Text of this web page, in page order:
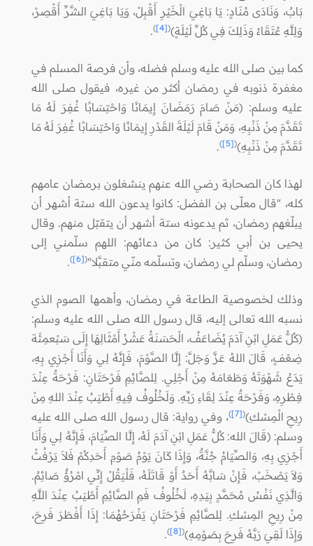
بَابٌ، وَنَادَى مُنَادٍ: يَا بَاغِيَ الْخَيْرِ أَقْبِلْ، وَيَا بَاغِيَ الشَّرِّ أَقْصِرْ،
وَلِلَّهِ عُتَقَاءُ وَذَلِكَ فِي كُلِّ لَيْلَةٍ)(
[4]
)
.
كما بين صلى الله عليه وسلم فضله، وأن فرصة المسلم في
مغفرة ذنوبه في رمضان أكثر من غيره، فيقول صلى الله
عليه وسلم: (مَنْ صَامَ رَمَضَانَ إِيمَانًا وَاحْتِسَابًا غُفِرَ لَهُ مَا
تَقَدَّمَ مِنْ ذَنْبِهِ، وَمَنْ قَامَ لَيْلَةَ القَدْرِ إِيمَانًا وَاحْتِسَابًا غُفِرَ لَهُ مَا
تَقَدَّمَ مِنْ ذَنْبِهِ)(
[5]
)
.
لهذا كان الصحابة رضي الله عنهم ينشغلون برمضان عامهم
كله، "قال معلّى بن الفضل: كانوا ‌يدعون ‌الله ‌ستة أشهر أن
يبلّغهم رمضان، ثم يدعونه ستة أشهر أن يتقبّل منهم. وقال
يحيى بن أبي كثير: كان من دعائهم: اللهم سلّمني إلى
رمضان، وسلّم لي رمضان، وتسلّمه منّي متقبَّلا"(
[6]
)
.
وذلك لخصوصية الطاعة في رمضان، وأهمها الصوم الذي
نسبه الله تعالى إليه، قال رسول الله صلى الله عليه وسلم:
(كُلُّ عَمَلِ ابْنِ آدَمَ يُضَاعَفُ، الْحَسَنَةُ عَشْرُ أَمْثَالِهَا إِلَى سَبْعمِئَة
ضِعْفٍ، قَالَ اللهُ عَزَّ وَجَلَّ: إِلَّا الصَّوْمَ، فَإِنَّهُ لِي وَأَنَا أَجْزِي بِهِ،
يَدَعُ شَهْوَتَهُ وَطَعَامَهُ مِنْ أَجْلِي. لِلصَّائِمِ فَرْحَتَانِ: فَرْحَةٌ عِنْدَ
فِطْرِهِ، وَفَرْحَةٌ عِنْدَ لِقَاءِ رَبِّهِ. وَلَخُلُوفُ فِيهِ أَطْيَبُ عِنْدَ اللهِ مِنْ
رِيحِ الْمِسْكِ)(
[7]
)، وفي رواية: قال رسول الله صلى الله عليه
وسلم: (قَالَ الله: كُلُّ عَمَلِ ابْنِ آدَمَ لَهُ، إِلَّا الصِّيَامَ، فَإِنَّهُ لِي وَأَنَا
أَجْزِي بِهِ، وَالصِّيَامُ جُنَّةٌ، وَإِذَا كَانَ يَوْمُ صَوْمِ أَحَدِكُمْ فَلاَ يَرْفُثْ
وَلاَ يَصْخَبْ، فَإِنْ سَابَّهُ أَحَدٌ أَوْ قَاتَلَهُ، فَلْيَقُلْ إِنِّي امْرُؤٌ صَائِمٌ.
وَالَّذِي نَفْسُ مُحَمَّدٍ بِيَدِهِ، لَخُلُوفُ فَمِ الصَّائِمِ أَطْيَبُ عِنْدَ اللَّهِ
مِنْ رِيحِ المِسْكِ. لِلصَّائِمِ فَرْحَتَانِ يَفْرَحُهُمَا: إِذَا أَفْطَرَ فَرِحَ،
وَإِذَا لَقِيَ رَبَّهُ فَرِحَ بِصَوْمِهِ)(
[8]
)
.